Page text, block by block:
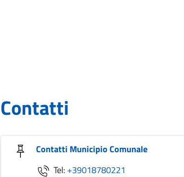
Contatti
Contatti Municipio Comunale
Tel: +39018780221